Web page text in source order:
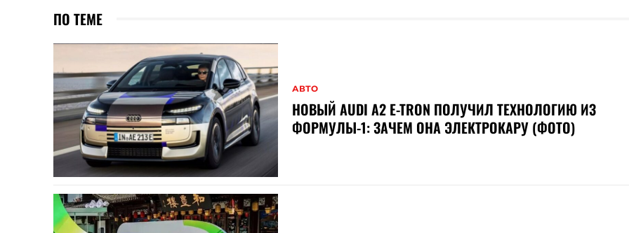
ПО ТЕМЕ
АВТО
НОВЫЙ AUDI A2 E-TRON ПОЛУЧИЛ ТЕХНОЛОГИЮ ИЗ
ФОРМУЛЫ-1: ЗАЧЕМ ОНА ЭЛЕКТРОКАРУ (ФОТО)